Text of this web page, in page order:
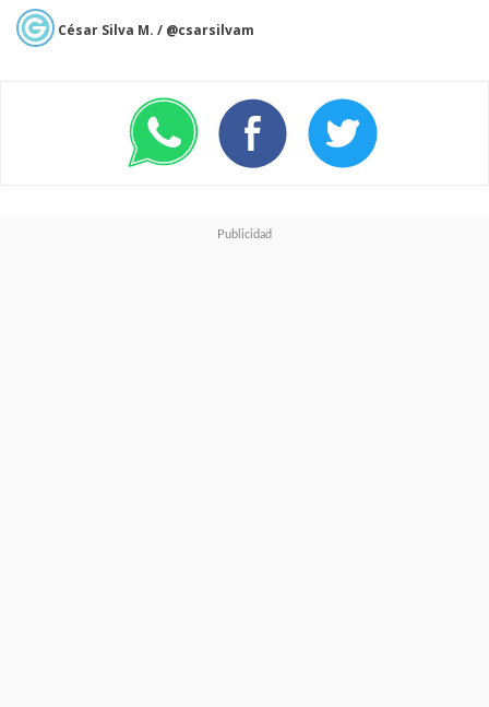
A nivel de usabilidad diaria,
este
Watch Fit 5 Pro
por su versatilidad y su carácter
abierto, ofreciendo una
compatibilidad universal que
César Silva M. / @csarsilvam